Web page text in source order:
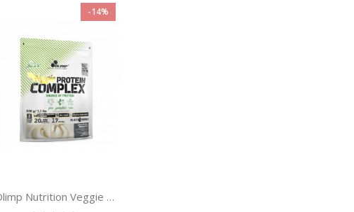
-14%
Olimp Nutrition Veggie Protein Complex 500g | Vegan Protein